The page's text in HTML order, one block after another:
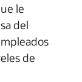
le
del
de